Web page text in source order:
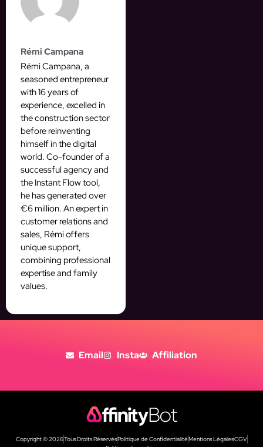
Rémi Campana
Rémi Campana, a
seasoned entrepreneur
with 16 years of
experience, excelled in
the construction sector
before reinventing
himself in the digital
world. Co-founder of a
successful agency and
the Instant Flow tool,
he has generated over
€6 million. An expert in
customer relations and
sales, Rémi offers
unique support,
combining professional
expertise and family
values.
Email Insta Affiliation
Copyright © 2026Tous Droits RéservésPolitique de ConfidentialitéMentions LégalesCGV